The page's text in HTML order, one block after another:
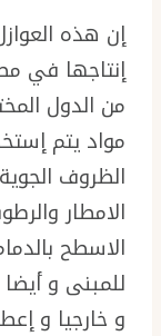
إن هذه
إنتاجها في
من الدول
مواد يتم
الظروف
الامطار
الاسطح
للمبنى و
و خارجيا و